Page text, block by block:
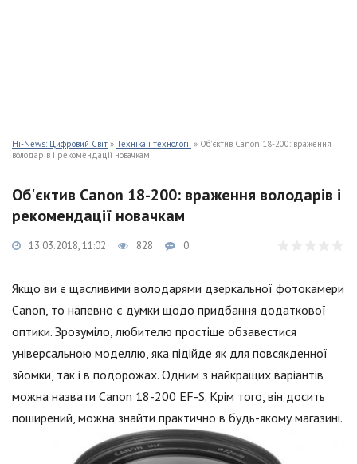
Hi-News: Цифровий Світ » Техніка і технології » Об'єктив Canon 18-200: враження
володарів і рекомендації новачкам
Об'єктив Canon 18-200: враження володарів і
рекомендації новачкам
13.03.2018, 11:02 828 0
Якщо ви є щасливими володарями дзеркальної фотокамери
Canon, то напевно є думки щодо придбання додаткової
оптики. Зрозуміло, любителю простіше обзавестися
універсальною моделлю, яка підійде як для повсякденної
зйомки, так і в подорожах. Одним з найкращих варіантів
можна назвати Canon 18-200 EF-S. Крім того, він досить
поширений, можна знайти практично в будь-якому магазині.